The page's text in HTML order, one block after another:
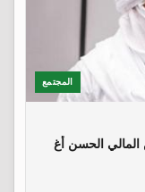
المجتمع
المالي الحسن أغ